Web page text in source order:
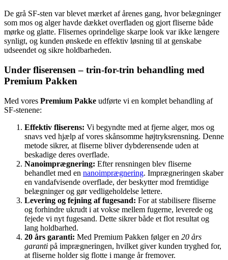
De grå SF-sten var blevet mærket af årenes gang, hvor belægninger
som mos og alger havde dækket overfladen og gjort fliserne både
mørke og glatte. Flisernes oprindelige skarpe look var ikke længere
synligt, og kunden ønskede en effektiv løsning til at genskabe
udseendet og sikre holdbarheden.
Under fliserensen – trin-for-trin behandling med
Premium Pakken
Med vores Premium Pakke udførte vi en komplet behandling af
SF-stenene:
Effektiv fliserens: Vi begyndte med at fjerne alger, mos og
snavs ved hjælp af vores skånsomme højtryksrensning. Denne
metode sikrer, at fliserne bliver dybderensende uden at
beskadige deres overflade.
Nanoimprægnering: Efter rensningen blev fliserne
behandlet med en nanoimprægnering. Imprægneringen skaber
en vandafvisende overflade, der beskytter mod fremtidige
belægninger og gør vedligeholdelse lettere.
Levering og fejning af fugesand: For at stabilisere fliserne
og forhindre ukrudt i at vokse mellem fugerne, leverede og
fejede vi nyt fugesand. Dette sikrer både et flot resultat og
lang holdbarhed.
20 års garanti: Med Premium Pakken følger en 20 års
garanti på imprægneringen, hvilket giver kunden tryghed for,
at fliserne holder sig flotte i mange år fremover.